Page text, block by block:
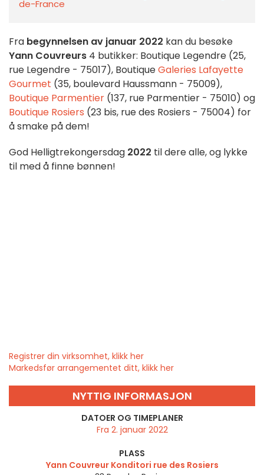
de-France
Fra begynnelsen av januar 2022 kan du besøke
Yann Couvreurs 4 butikker: Boutique Legendre (25,
rue Legendre - 75017), BoutiqueGaleries Lafayette
Gourmet (35, boulevard Haussmann - 75009),
Boutique Parmentier (137, rue Parmentier - 75010) og
Boutique Rosiers (23 bis, rue des Rosiers - 75004) for
å smake på dem!
God Helligtrekongersdag 2022 til dere alle, og lykke
til med å finne bønnen!
Registrer din virksomhet, klikk her
Markedsfør arrangementet ditt, klikk her
NYTTIG INFORMASJON
DATOER OG TIMEPLANER
Fra 2. januar 2022
PLASS
Yann Couvreur Konditori rue des Rosiers